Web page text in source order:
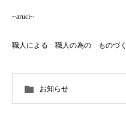
~aruci~
職人による 職人の為の ものづ
お知らせ